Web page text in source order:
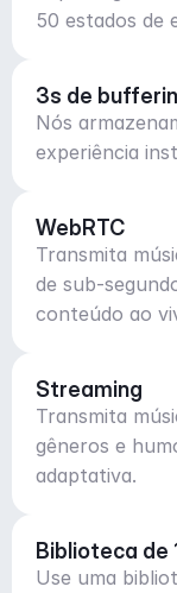
50 estados de
3s de
Nós
experiência
WebRTC
Transmita
de sub-
conteúdo ao
Streaming
Transmita
gêneros e
adaptativa.
Biblioteca de
Use uma